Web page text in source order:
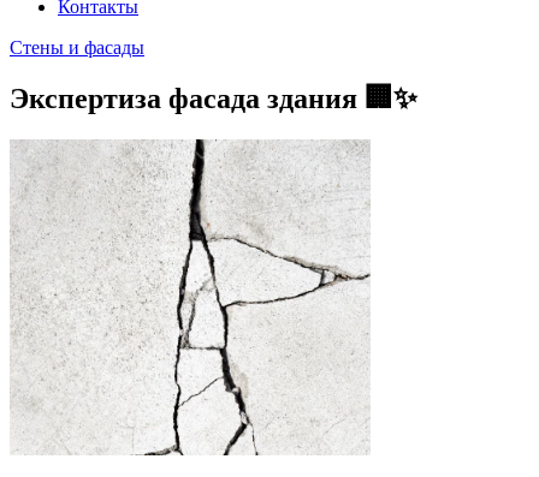
Контакты
Стены и фасады
Экспертиза фасада здания 🏢✨